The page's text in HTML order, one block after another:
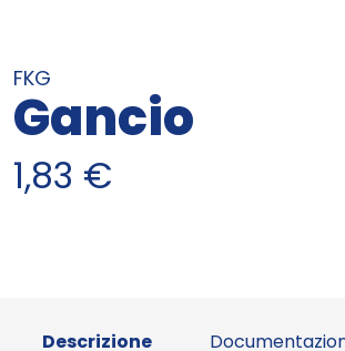
FKG
Gancio
1,83 €
Descrizione